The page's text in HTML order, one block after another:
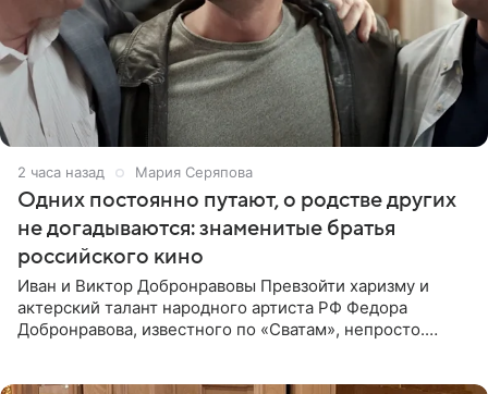
2 часа назад Мария Серяпова
Одних постоянно путают, о родстве других
не догадываются: знаменитые братья
российского кино
Иван и Виктор Добронравовы Превзойти харизму и
актерский талант народного артиста РФ Федора
Добронравова, известного по «Сватам», непросто.